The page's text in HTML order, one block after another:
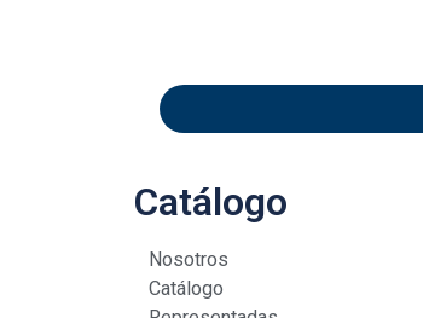
Catálogo
Nosotros
Catálogo